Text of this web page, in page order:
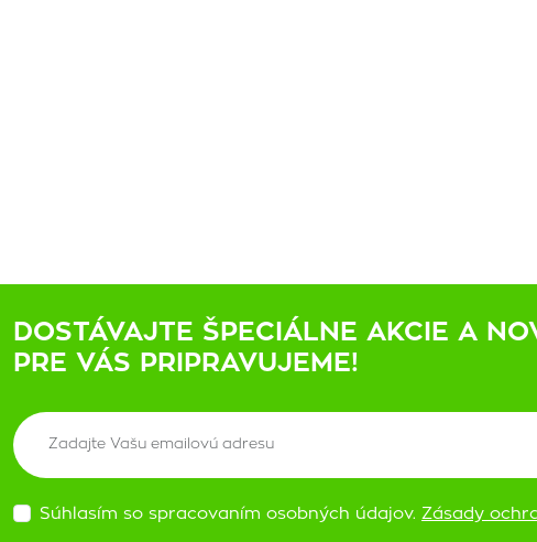
DOSTÁVAJTE ŠPECIÁLNE AKCIE A
PRE VÁS PRIPRAVUJEME!
Súhlasím so spracovaním osobných údajov. Zásady